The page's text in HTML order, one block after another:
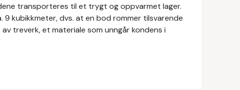
transporteres til et trygt og oppvarmet lager.
kubikkmeter, dvs. at en bod rommer tilsvarende
treverk, et materiale som unngår kondens i